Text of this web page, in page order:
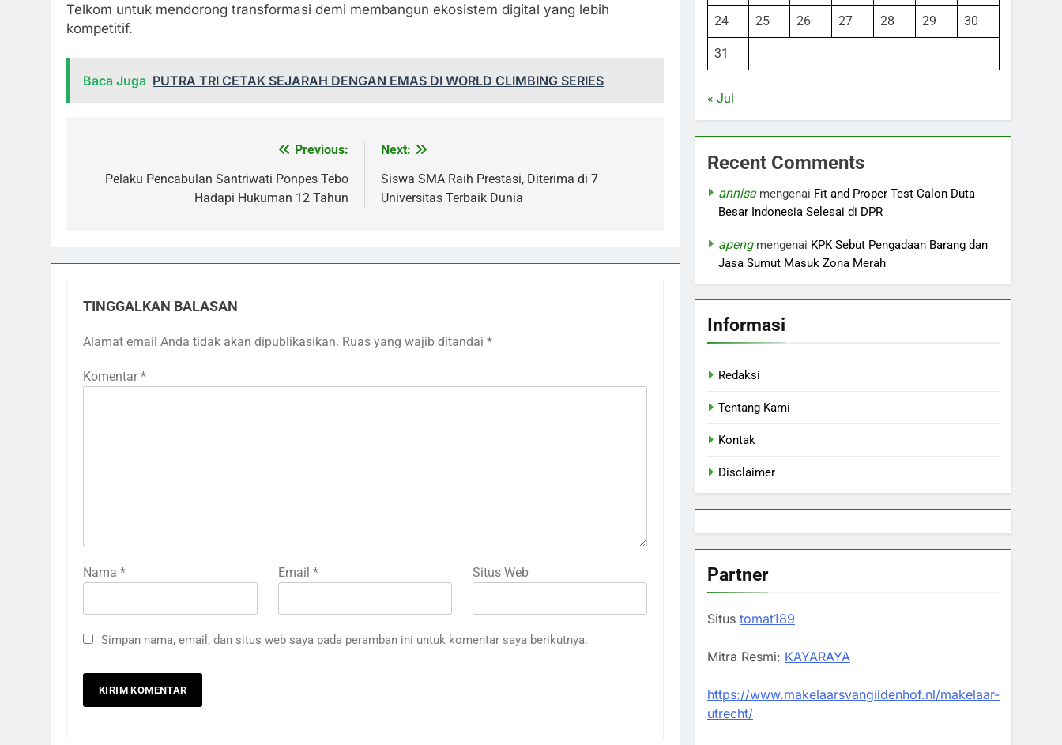
Telkom untuk mendorong transformasi demi membangun ekosistem digital yang lebih
kompetitif.
Baca Juga PUTRA TRI CETAK SEJARAH DENGAN EMAS DI WORLD CLIMBING SERIES
pos
Previous:
Pelaku Pencabulan Santriwati Ponpes Tebo
Hadapi Hukuman 12 Tahun
Next:
Siswa SMA Raih Prestasi, Diterima di 7
Universitas Terbaik Dunia
TINGGALKAN BALASAN
Alamat email Anda tidak akan dipublikasikan. Ruas yang wajib ditandai *
Komentar *
Nama * Email * Situs Web
Simpan nama, email, dan situs web saya pada peramban ini untuk komentar saya berikutnya.
24 25 26 27 28 29 30
31
« Jul
Recent Comments
annisa mengenai Fit and Proper Test Calon Duta
Besar Indonesia Selesai di DPR
apengmengenai KPK Sebut Pengadaan Barang dan
Jasa Sumut Masuk Zona Merah
Informasi
Redaksi
Tentang Kami
Kontak
Disclaimer
Partner
Situs tomat189
Mitra Resmi: KAYARAYA
https://www.makelaarsvangildenhof.nl/makelaar-
utrecht/